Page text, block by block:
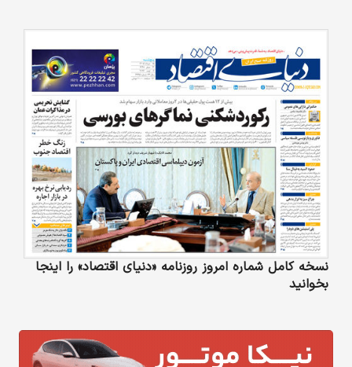
نسخه کامل شماره امروز روزنامه «دنیای‌ اقتصاد» را اینجا
بخوانید